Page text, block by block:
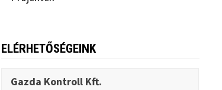
ELÉRHETŐSÉGEINK
Gazda Kontroll Kft.